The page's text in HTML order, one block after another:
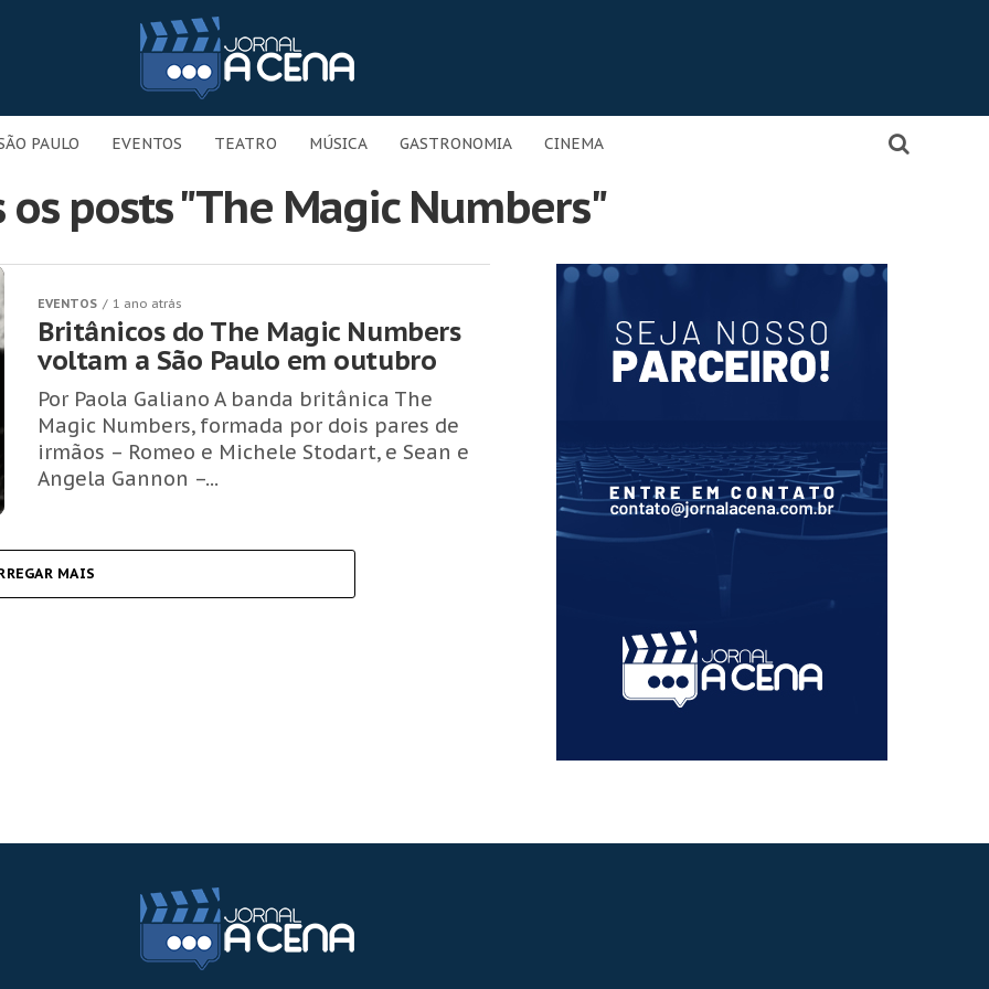
PAULO EVENTOS TEATRO MÚSICA GASTRONOMIA CINEMA
os posts "The Magic Numbers"
EVENTOS 1 ano atrás
Britânicos do The Magic Numbers
voltam a São Paulo em outubro
Por Paola Galiano A banda britânica The
Magic Numbers, formada por dois pares de
irmãos – Romeo e Michele Stodart, e Sean e
Angela Gannon –...
MAIS